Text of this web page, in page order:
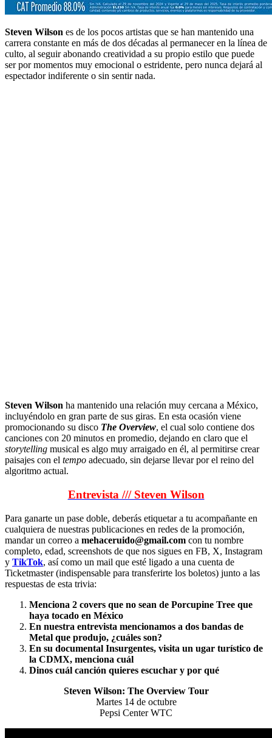
Steven Wilson es de los pocos artistas que se han mantenido una
carrera constante en más de dos décadas al permanecer en la línea de
culto, al seguir abonando creatividad a su propio estilo que puede
ser por momentos muy emocional o estridente, pero nunca dejará al
espectador indiferente o sin sentir nada.
Steven Wilson ha mantenido una relación muy cercana a México,
incluyéndolo en gran parte de sus giras. En esta ocasión viene
promocionando su disco The Overview, el cual solo contiene dos
canciones con 20 minutos en promedio, dejando en claro que el
storytelling musical es algo muy arraigado en él, al permitirse crear
paisajes con el tempo adecuado, sin dejarse llevar por el reino del
algoritmo actual.
Entrevista /// Steven Wilson
Para ganarte un pase doble, deberás etiquetar a tu acompañante en
cualquiera de nuestras publicaciones en redes de la promoción,
mandar un correo a mehaceruido@gmail.com con tu nombre
completo, edad, screenshots de que nos sigues en FB, X, Instagram
y TikTok, así como un mail que esté ligado a una cuenta de
Ticketmaster (indispensable para transferirte los boletos) junto a las
respuestas de esta trivia:
Menciona 2 covers que no sean de Porcupine Tree que
haya tocado en México
En nuestra entrevista mencionamos a dos bandas de
Metal que produjo, ¿cuáles son?
En su documental Insurgentes, visita un ugar turístico de
la CDMX, menciona cuál
Dinos cuál canción quieres escuchar y por qué
Steven Wilson: The Overview Tour
Martes 14 de octubre
Pepsi Center WTC